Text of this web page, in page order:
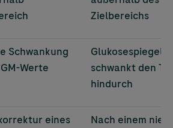
Zielbereichs
Schwankung
Werte
Glukosespiegel
schwankt den
hindurch
eines
Nach einem